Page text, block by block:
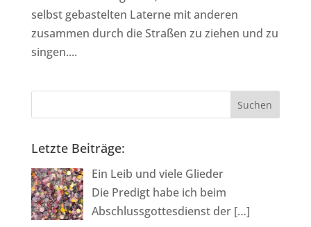
selbst gebastelten Laterne mit anderen
zusammen durch die Straßen zu ziehen und zu
singen....
Letzte Beiträge:
Ein Leib und viele Glieder
Die Predigt habe ich beim
Abschlussgottesdienst der […]